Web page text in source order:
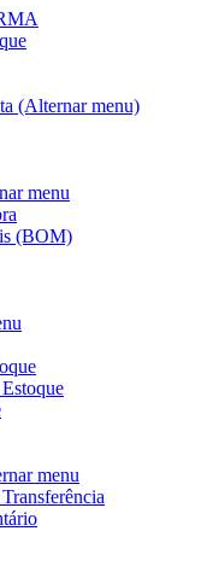
(Alternar menu)
menu
(BOM)
menu